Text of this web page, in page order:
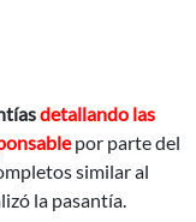
detallando las
por parte del
similar al
la pasantía.